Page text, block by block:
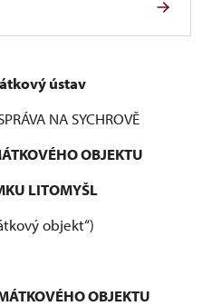
ústav
NA SYCHROVĚ
OBJEKTU
LITOMYŠL
objekt“)
OBJEKTU